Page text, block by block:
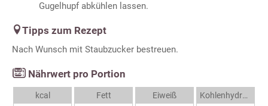
Gugelhupf abkühlen lassen.
Tipps zum Rezept
Nach Wunsch mit Staubzucker bestreuen.
Nährwert pro Portion
kcal
Fett
Eiweiß
Kohlenhydrate